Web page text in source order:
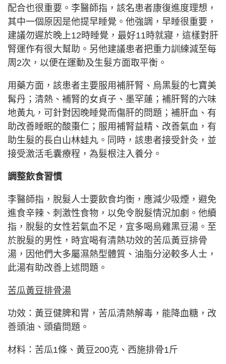
配合也很重要。李醫師指，該名患者康復進度理想，
其中一個原因是他提早睡覺。他強調，早睡很重要，
建議勿遲於晚上12時睡覺，最好11時就寢，這樣對肝
腎運作有很大幫助。另他建議患者把重力訓練減至每
周2次，以便在運動及生髮方面取平衡。
用藥方面，該患者主要服用補肝腎、烏黑髮的七寶美
髯丹；清熱、補腎的女貞子、墨罕蓮；補肝腎的六味
地黃丸，可針對因晚睡覺而傷肝的問題；補肝血、有
助改善睡眠的酸棗仁；服用補腎益精、改善氣血，有
助生髮的長白山林蛙丸。同時，該患者接受針灸，並
接受激活毛囊療程，為髮根注入養分。
調整飲食習慣
李醫師指，脫髮人士要飲食均衡，應減少吸煙，避免
進食辛辣、刺激性食物，以免令脫髮情況加劇。他續
指，脫髮的女性若氣血不足，宜多喝烏雞黑豆湯。至
於脫髮的男性，時宜喝有清熱功效的苦瓜黃豆排骨
湯，因他們大多屬濕熱型體質、油脂分泌較多人士，
此湯有助改善上述問題。
苦瓜黃豆排骨湯
功效：黃豆健脾和胃，苦瓜清熱解毒，能降血糖，改
善頭油、頭瘡問題。
材料：苦瓜1條、黃豆200克、西施排骨1斤